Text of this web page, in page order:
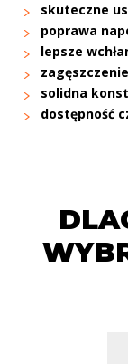
skuteczne
poprawa
lepsze
solidna
dostępność